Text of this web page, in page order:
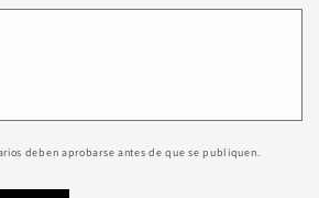
deben aprobarse antes de que se publiquen.